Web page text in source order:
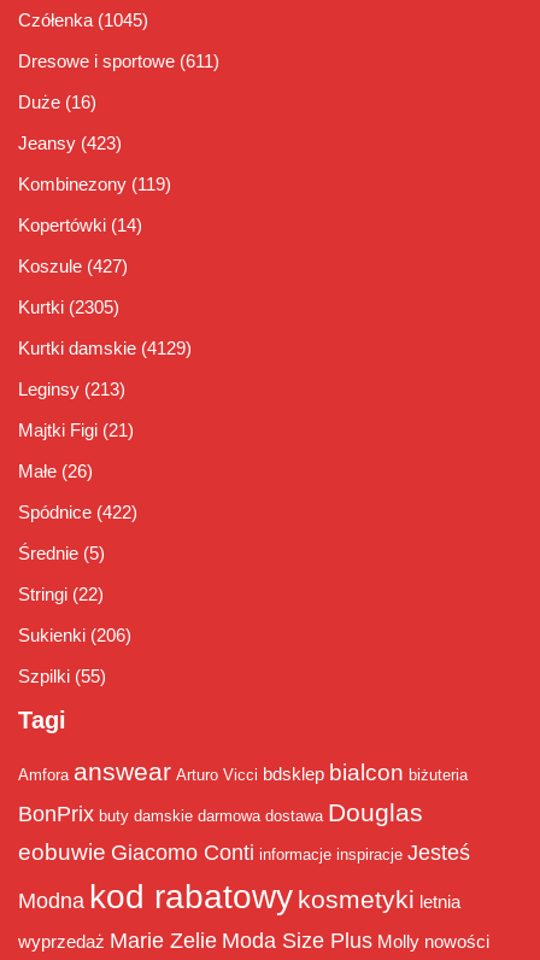
Czółenka (1045)
Dresowe i sportowe (611)
Duże (16)
Jeansy (423)
Kombinezony (119)
Kopertówki (14)
Koszule (427)
Kurtki (2305)
Kurtki damskie (4129)
Leginsy (213)
Majtki Figi (21)
Małe (26)
Spódnice (422)
Średnie (5)
Stringi (22)
Sukienki (206)
Szpilki (55)
Tagi
Amfora answear Arturo Vicci bdsklep bialcon biżuteria
BonPrix buty damskie darmowa dostawa Douglas
eobuwie Giacomo Conti informacje inspiracje Jesteś
Modna kod rabatowy kosmetyki letnia
wyprzedaż Marie Zelie Moda Size Plus Molly nowości